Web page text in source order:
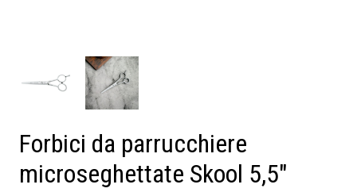
Forbici da parrucchiere
microseghettate Skool 5,5"